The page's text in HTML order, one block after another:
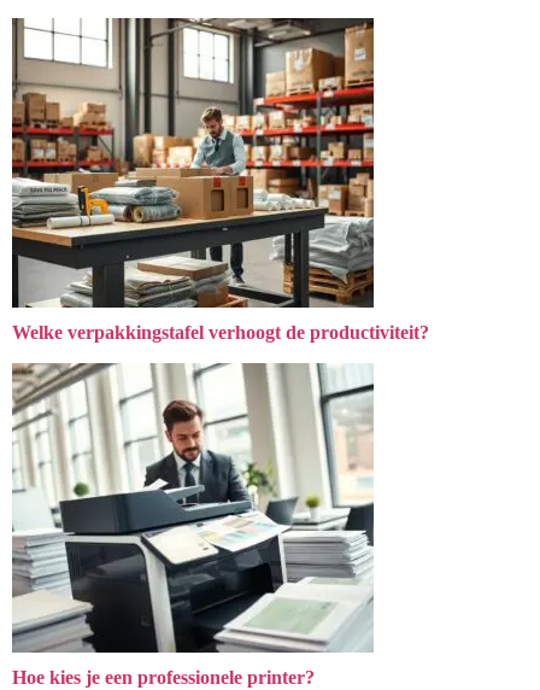
Welke verpakkingstafel verhoogt de productiviteit?
Hoe kies je een professionele printer?